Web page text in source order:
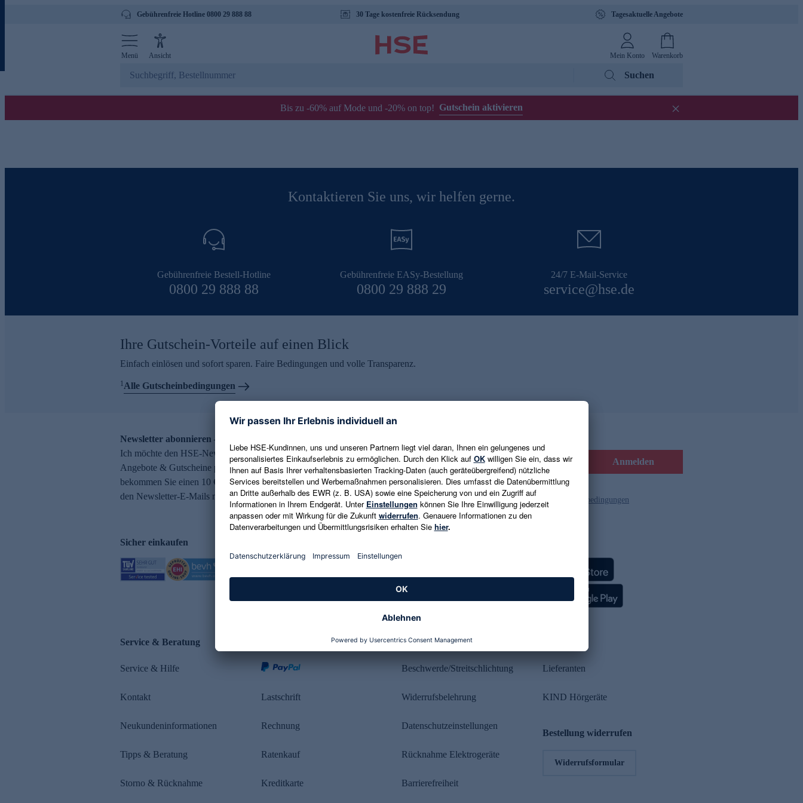
Gebührenfreie Hotline 0800 29 888 88 30 Tage kostenfreie Rücksendung Tagesaktuelle Angebote
Menü Ansicht Mein Konto Warenkorb
Suchen
Bis zu -60% auf Mode und -20% on top! Gutschein aktivieren
Kontaktieren Sie uns, wir helfen gerne.
Gebührenfreie Bestell-Hotline
0800 29 888 88
Gebührenfreie EASy-Bestellung
0800 29 888 29
24/7 E-Mail-Service
service@hse.de
Ihre Gutschein-Vorteile auf einen Blick
Einfach einlösen und sofort sparen. Faire Bedingungen und volle Transparenz.
1Alle Gutscheinbedingungen
Newsletter abonnieren – 10 € Gutschein erhalten
Ich möchte den HSE-Newsletter abonnieren und aktuelle Trends,
Angebote & Gutscheine per E-Mail erhalten. Als Dankeschön
bekommen Sie einen 10 € Gutschein. Eine Abmeldung ist jederzeit in
den Newsletter-E-Mails möglich.
E-Mail-Adresse eingeben Anmelden
Es gelten die Datenschutzrichtlinien und die Gutscheinbedingungen
Sicher einkaufen
Service & Beratung
Service & Hilfe
Kontakt
Neukundeninformationen
Tipps & Beratung
Storno & Rücknahme
Lastschrift
Rechnung
Ratenkauf
Kreditkarte
Rechtliches
Beschwerde/Streitschlichtung
Widerrufsbelehrung
Datenschutzeinstellungen
Rücknahme Elektrogeräte
Barrierefreiheit
Lieferanten
KIND Hörgeräte
Bestellung widerrufen
Widerrufsformular